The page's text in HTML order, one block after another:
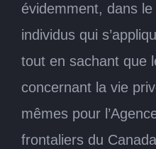
évidemment, dans
individus qui
tout en sachant que
concernant la vie
mêmes pour
frontaliers du